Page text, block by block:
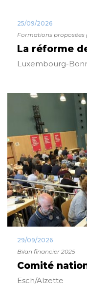
25/09/2026
Formations
La réforme
Luxembourg-
29/09/2026
Bilan financier 2025
Comité
Esch/Alzette